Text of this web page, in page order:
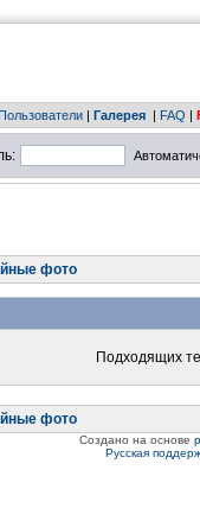
| Галерея | FAQ |
фото
Подходящих
фото
Создано на основе
Русская